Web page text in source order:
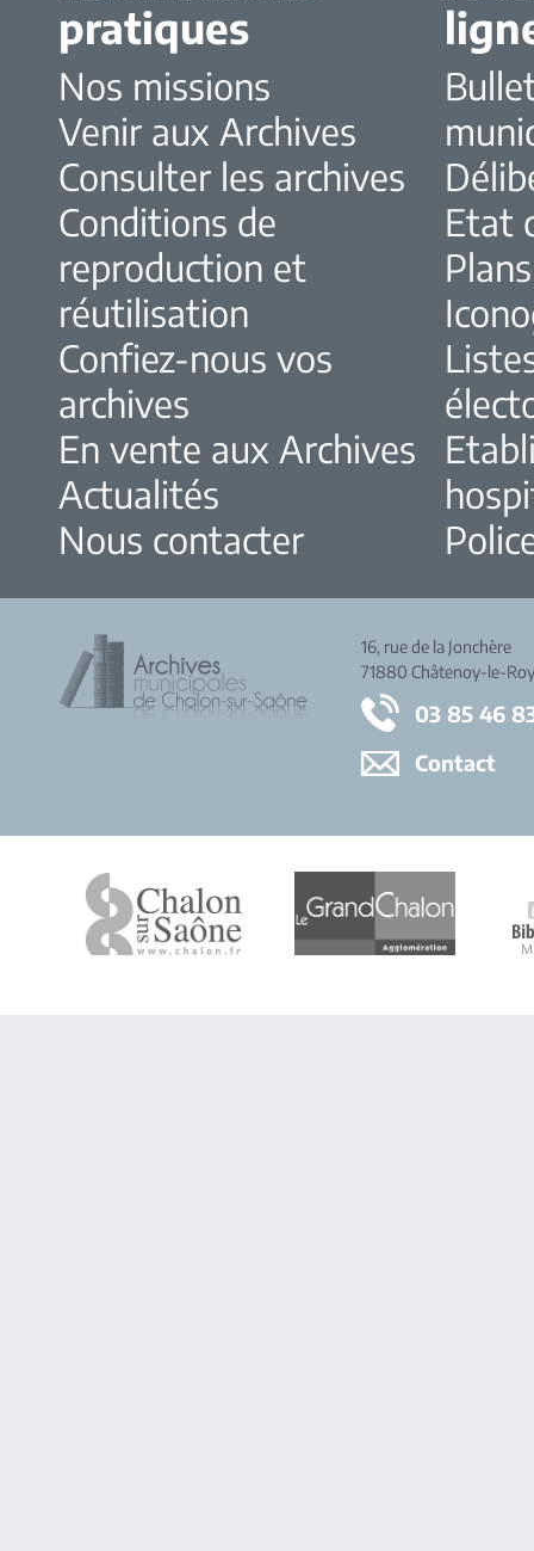
pratiques
Nos missions
Venir aux Archives
Consulter les archives
Conditions de
reproduction et
réutilisation
Confiez-nous vos
archives
En vente aux Archives
Actualités
Nous contacter
Etat
Plans
16, rue de la Jonchère
71880 Châtenoy-le-
03 85 46
Contact